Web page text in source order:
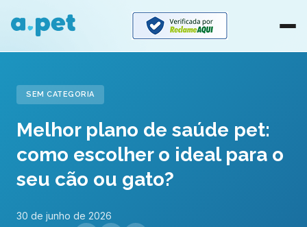
SEM CATEGORIA
Melhor plano de saúde pet:
como escolher o ideal para o
seu cão ou gato?
30 de junho de 2026